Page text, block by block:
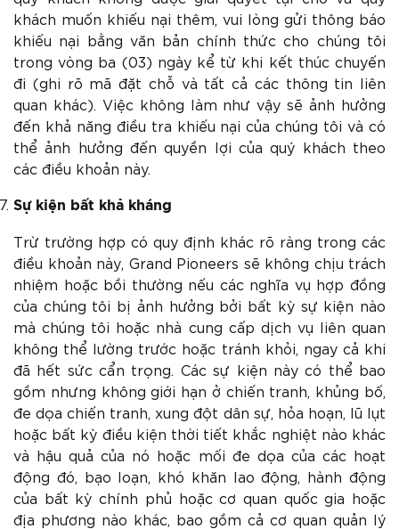
khách muốn khiếu nại thêm, vui lòng gửi thông báo
khiếu nại bằng văn bản chính thức cho chúng tôi
trong vòng ba (03) ngày kể từ khi kết thúc chuyến
đi (ghi rõ mã đặt chỗ và tất cả các thông tin liên
quan khác). Việc không làm như vậy sẽ ảnh hưởng
đến khả năng điều tra khiếu nại của chúng tôi và có
thể ảnh hưởng đến quyền lợi của quý khách theo
các điều khoản này.
Sự kiện bất khả kháng
Trừ trường hợp có quy định khác rõ ràng trong các
điều khoản này, Grand Pioneers sẽ không chịu trách
nhiệm hoặc bồi thường nếu các nghĩa vụ hợp đồng
của chúng tôi bị ảnh hưởng bởi bất kỳ sự kiện nào
mà chúng tôi hoặc nhà cung cấp dịch vụ liên quan
không thể lường trước hoặc tránh khỏi, ngay cả khi
đã hết sức cẩn trọng. Các sự kiện này có thể bao
gồm nhưng không giới hạn ở chiến tranh, khủng bố,
đe dọa chiến tranh, xung đột dân sự, hỏa hoạn, lũ lụt
hoặc bất kỳ điều kiện thời tiết khắc nghiệt nào khác
và hậu quả của nó hoặc mối đe dọa của các hoạt
động đó, bạo loạn, khó khăn lao động, hành động
của bất kỳ chính phủ hoặc cơ quan quốc gia hoặc
địa phương nào khác, bao gồm cả cơ quan quản lý